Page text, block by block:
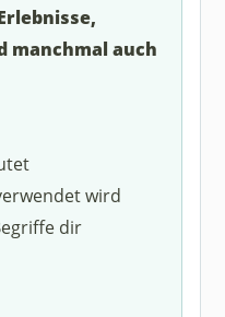
manchmal auch
wird
dir